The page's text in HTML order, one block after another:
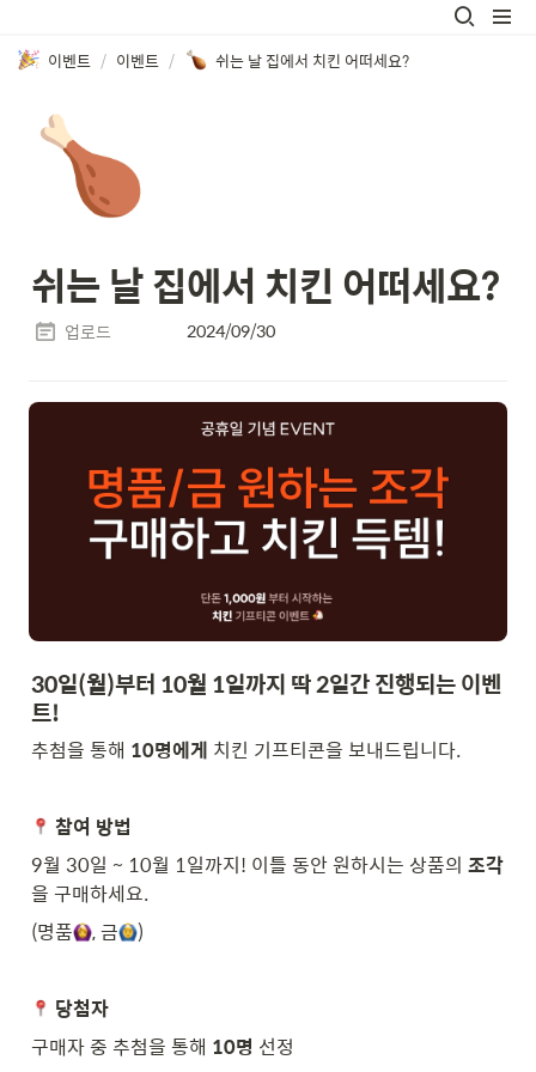
이벤트 / 이벤트 / 쉬는 날 집에서 치킨 어떠세요?
🍗
쉬는 날 집에서 치킨 어떠세요?
업로드 2024/09/30
30일(월)부터 10월 1일까지 딱 2일간 진행되는 이벤
트!
추첨을 통해 10명에게 치킨 기프티콘을 보내드립니다.
참여 방법
9월 30일 ~ 10월 1일까지! 이틀 동안 원하시는 상품의 조각
을 구매하세요.
(명품
, 금 )
당첨자
구매자 중 추첨을 통해 10명 선정